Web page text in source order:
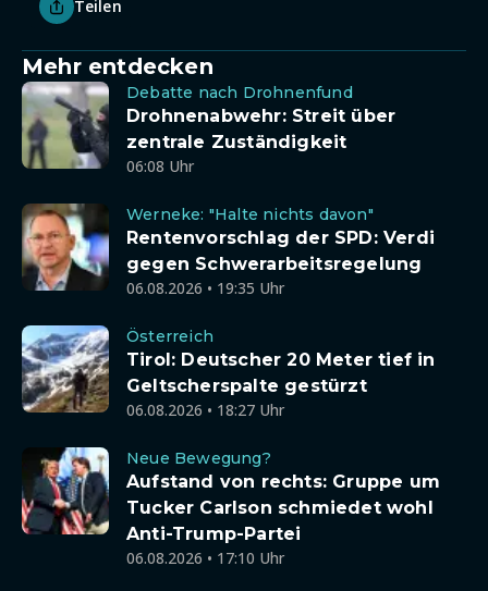
Teilen
Mehr entdecken
Debatte nach Drohnenfund
Drohnenabwehr: Streit über
zentrale Zuständigkeit
06:08 Uhr
Werneke: "Halte nichts davon"
Rentenvorschlag der SPD: Verdi
gegen Schwerarbeitsregelung
06.08.2026 • 19:35 Uhr
Österreich
Tirol: Deutscher 20 Meter tief in
Geltscherspalte gestürzt
06.08.2026 • 18:27 Uhr
Neue Bewegung?
Aufstand von rechts: Gruppe um
Tucker Carlson schmiedet wohl
Anti-Trump-Partei
06.08.2026 • 17:10 Uhr